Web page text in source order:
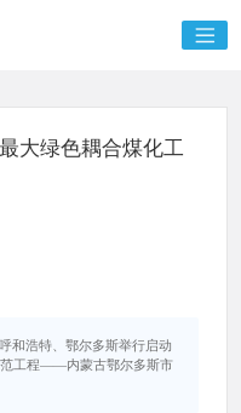
大绿色耦合煤化工
和浩特、鄂尔多斯举行启动
范工程——内蒙古鄂尔多斯市